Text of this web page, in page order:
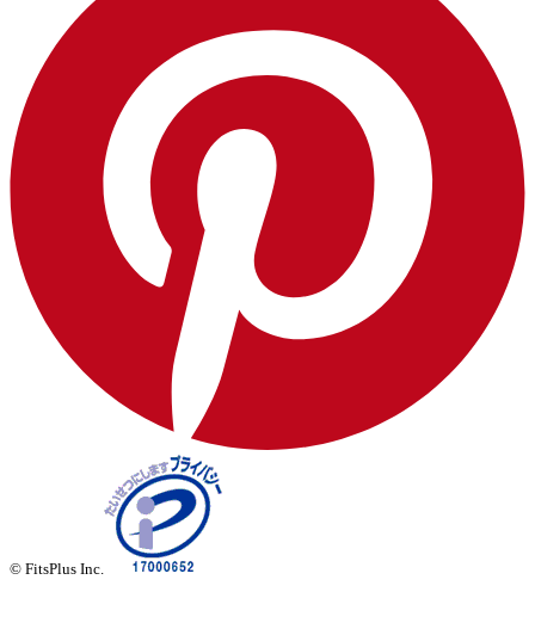
© FitsPlus Inc.